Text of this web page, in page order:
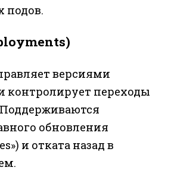
подов.
версиями
контролирует переходы
обновления
и отката назад в